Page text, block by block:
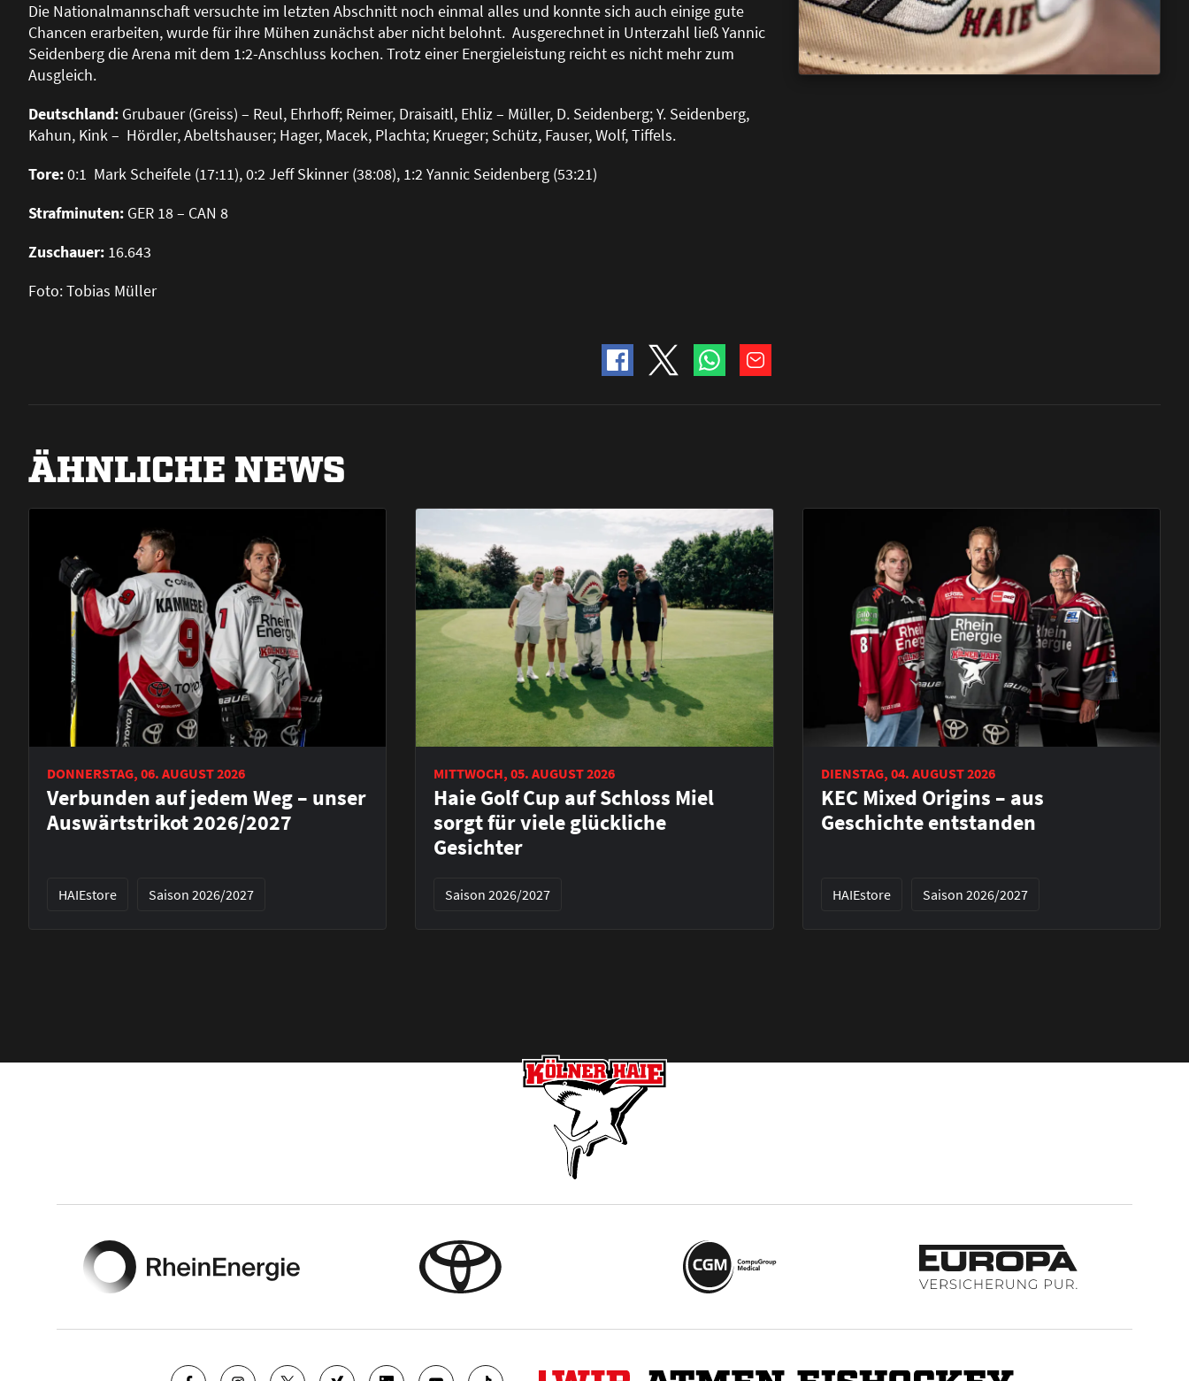
Die Nationalmannschaft versuchte im letzten Abschnitt noch einmal alles und konnte sich auch einige gute
Chancen erarbeiten, wurde für ihre Mühen zunächst aber nicht belohnt. Ausgerechnet in Unterzahl ließYannic
Seidenberg die Arena mit dem 1:2-Anschluss kochen. Trotz einer Energieleistung reicht es nicht mehr zum
Ausgleich.
Deutschland: Grubauer (Greiss) – Reul, Ehrhoff; Reimer, Draisaitl, Ehliz – Müller, D. Seidenberg; Y. Seidenberg,
Kahun, Kink – Hördler, Abeltshauser; Hager, Macek, Plachta; Krueger; Schütz, Fauser, Wolf, Tiffels.
Tore:0:1 Mark Scheifele (17:11), 0:2 Jeff Skinner (38:08), 1:2 Yannic Seidenberg (53:21)
Strafminuten: GER 18 – CAN 8
Zuschauer: 16.643
Foto: Tobias Müller
ÄHNLICHE NEWS
DONNERSTAG, 06. AUGUST 2026
Verbunden auf jedem Weg – unser
Auswärtstrikot 2026/2027
HAIEstore Saison 2026/2027
MITTWOCH, 05. AUGUST 2026
Haie Golf Cup auf Schloss Miel
sorgt für viele glückliche
Gesichter
Saison 2026/2027
DIENSTAG, 04. AUGUST 2026
KEC Mixed Origins – aus
Geschichte entstanden
HAIEstore Saison 2026/2027